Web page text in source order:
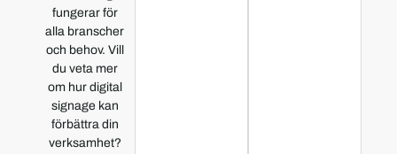
fungerar för
alla branscher
och behov. Vill
du veta mer
om hur digital
signage kan
förbättra din
verksamhet?